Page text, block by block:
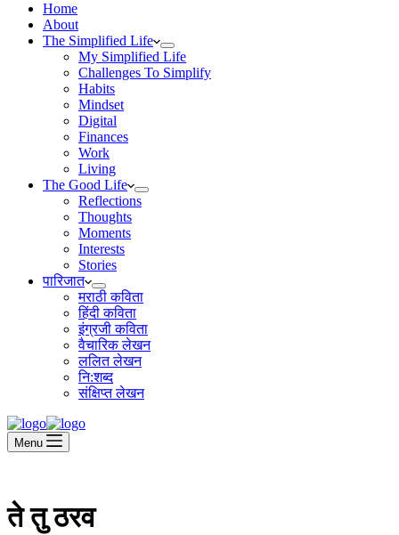
Home
About
The Simplified Life
My Simplified Life
Challenges To Simplify
Habits
Mindset
Digital
Finances
Work
Living
The Good Life
Reflections
Thoughts
Moments
Interests
Stories
पारिजात
मराठी कविता
हिंदी कविता
इंग्रजी कविता
वैचारिक लेखन
ललित लेखन
नि:शब्द
संक्षिप्त लेखन
Menu
ते तु ठरव